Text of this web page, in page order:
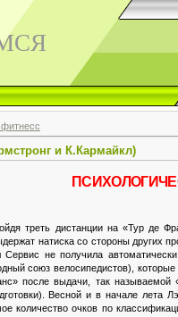
и К.Кармайкл)
треть дистанции на «Тур де
натиска со стороны
не получила
союз велосипедистов),
после выдачи, так называемой
Весной и в начале лета
количество очков по